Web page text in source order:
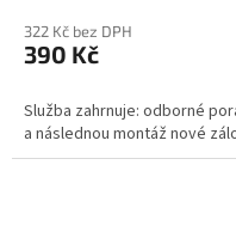
322 Kč bez DPH
390 Kč
Služba zahrnuje: odborné
a následnou montáž nové